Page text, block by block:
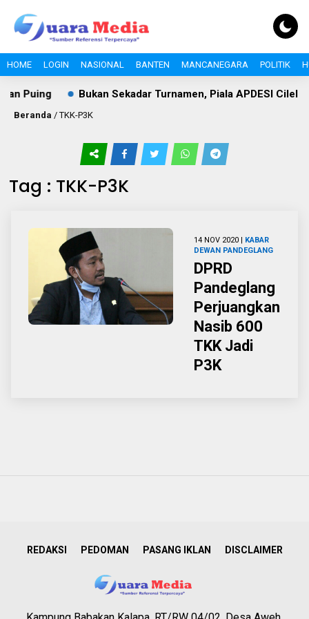
HOME LOGIN NASIONAL BANTEN MANCANEGARA POLITIK
Puing Bukan Sekadar Turnamen, Piala APDESI
Beranda /TKK-P3K
Tag : TKK-P3K
14 NOV 2020 | KABAR
DEWAN PANDEGLANG
DPRD
Pandeglang
Perjuangkan
Nasib 600
TKK Jadi
P3K
REDAKSI PEDOMAN PASANG IKLAN DISCLAIMER